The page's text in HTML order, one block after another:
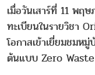
เมื่อวันเสาร์ที่ 11 พ
ทะเบียนในรายวิชา
โอกาสเข้าเยี่ยมชมห
ต้นแบบ Zero Waste